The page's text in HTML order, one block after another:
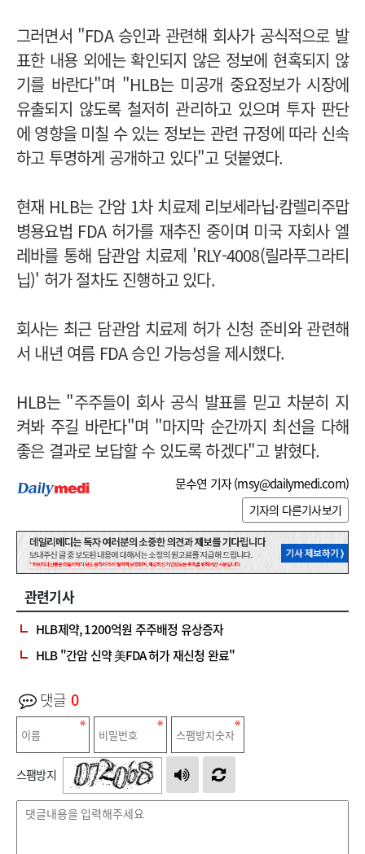
그러면서 "FDA 승인과 관련해 회사가 공식적으로 발
표한 내용 외에는 확인되지 않은 정보에 현혹되지 않
기를 바란다"며 "HLB는 미공개 중요정보가 시장에
유출되지 않도록 철저히 관리하고 있으며 투자 판단
에 영향을 미칠 수 있는 정보는 관련 규정에 따라 신속
하고 투명하게 공개하고 있다"고 덧붙였다.
현재 HLB는 간암 1차 치료제 리보세라닙·캄렐리주맙
병용요법 FDA 허가를 재추진 중이며 미국 자회사 엘
레바를 통해 담관암 치료제 'RLY-4008(릴라푸그라티
닙)' 허가 절차도 진행하고 있다.
회사는 최근 담관암 치료제 허가 신청 준비와 관련해
서 내년 여름 FDA 승인 가능성을 제시했다.
HLB는 "주주들이 회사 공식 발표를 믿고 차분히 지
켜봐 주길 바란다"며 "마지막 순간까지 최선을 다해
좋은 결과로 보답할 수 있도록 하겠다"고 밝혔다.
문수연 기자 (msy@dailymedi.com)
기자의 다른기사보기
관련기사
HLB제약, 1200억원 주주배정 유상증자
HLB "간암 신약 美FDA 허가 재신청 완료"
댓글 0
스팸방지